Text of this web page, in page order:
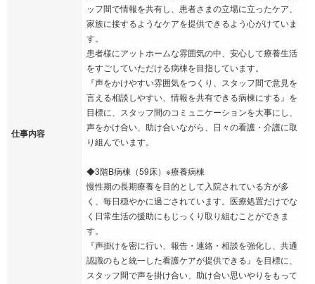
仕事内容
ッフ間で情報を共有し、患者さまの立場に立ったケア、
家族に接するようなケアを提供できるよう心がけていま
す。
患者様にアットホームな雰囲気の中、安心して療養生活
をすごしていただける病棟を目指しています。
『声をかけやすい雰囲気をつくり、スタッフ間で意見を
言える相談しやすい、情報を共有できる病棟にする』を
目標に、スタッフ間のコミュニケーションを大事にし、
声をかけ合い、助け合いながら、日々の看護・介護に取
り組んでいます。
◆3階B病棟（59床）※療養病棟
慢性期の長期療養を目的として入院されている方が多
く、毎日穏やかに過ごされています。医療処置だけでな
く日常生活の援助にもじっくり取り組むことができま
す。
『声掛けを密に行い、報告・連絡・相談を強化し、共通
認識のもと統一した看護ケアが提供できる』を目標に、
スタッフ間で声を掛け合い、助け合い思いやりをもって